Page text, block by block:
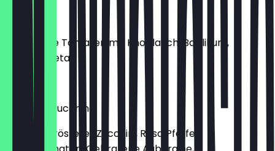
Scarpriello
Gebratene Tomaten mit Knoblauch, Basilikum,
veganer Feta
€ 12,50
Crema di Zucchine
Creme gerösteter Zucchini, Rosa Pfeffer,